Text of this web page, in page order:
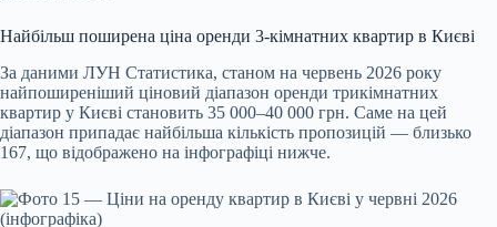
Найбільш поширена ціна оренди 3-кімнатних квартир в Києві
За даними ЛУН Статистика, станом на червень 2026 року
найпоширеніший ціновий діапазон оренди трикімнатних
квартир у Києві становить 35 000–40 000 грн. Саме на цей
діапазон припадає найбільша кількість пропозицій — близько
167, що відображено на інфографіці нижче.